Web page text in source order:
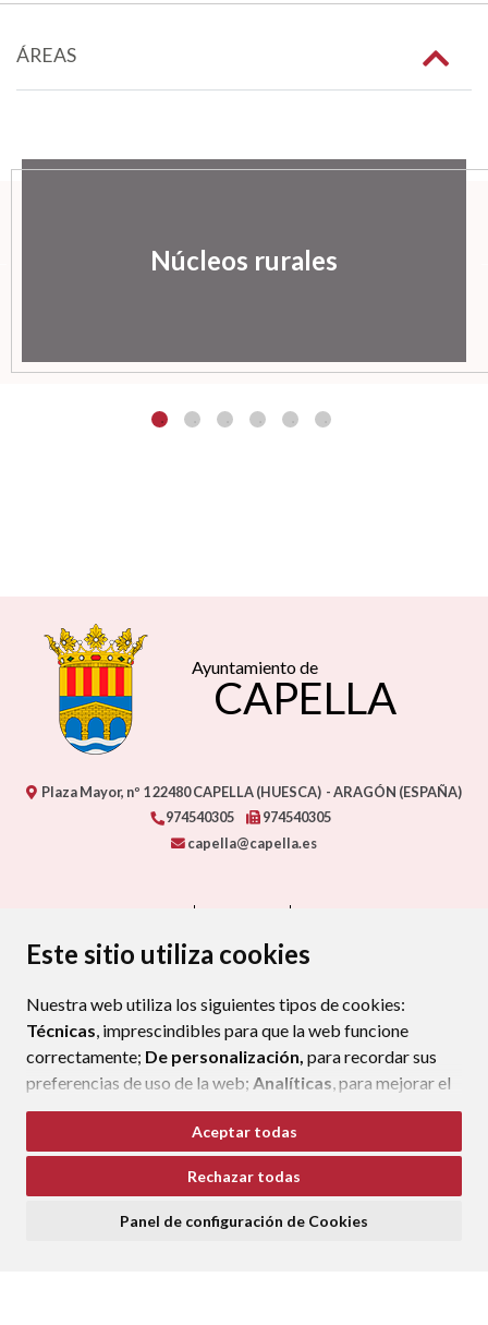
Este sitio utiliza cookies
Nuestra web utiliza los siguientes tipos de cookies:
Técnicas, imprescindibles para que la web funcione
correctamente; De personalización, para recordar sus
preferencias de uso de la web; Analíticas, para mejorar el
funcionamiento de la web y sus servicios.
Si acepta pulsando el botón“Aceptar todas”
consideramos que acepta su uso. Si pulsa el botón
ninguna acción, se guardarán las cookies técnicas
Aceptar todas
Rechazar todas
Panel de configuración de Cookies
ÁREAS
Núcleos rurales
Ayuntamiento de
CAPELLA
Plaza Mayor, nº 122480CAPELLA (HUESCA) - ARAGÓN (ESPAÑA)
974540305
974540305
capella@capella.es
PROTECCIÓN DE DATOS
POLÍTICA DE COOKIES